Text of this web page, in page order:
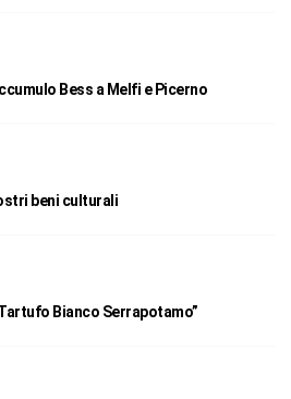
Bess a Melfi e Picerno
beni culturali
Bianco Serrapotamo”